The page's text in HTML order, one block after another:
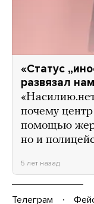
«Статус
развязал
почему
помощью
но и
5 лет назад
Телеграм